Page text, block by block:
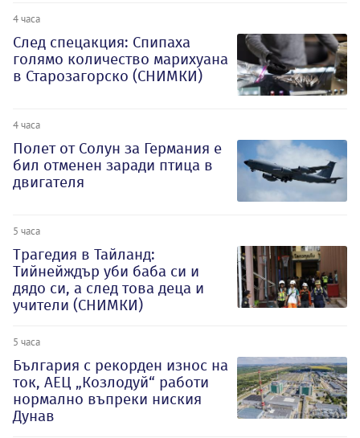
4 часа
След спецакция: Спипаха
голямо количество марихуана
в Старозагорско (СНИМКИ)
4 часа
Полет от Солун за Германия е
бил отменен заради птица в
двигателя
5 часа
Трагедия в Тайланд:
Тийнейждър уби баба си и
дядо си, а след това деца и
учители (СНИМКИ)
5 часа
България с рекорден износ на
ток, АЕЦ „Козлодуй“ работи
нормално въпреки ниския
Дунав